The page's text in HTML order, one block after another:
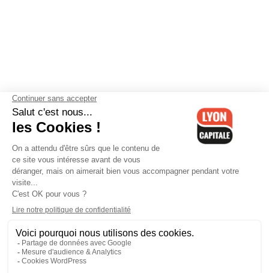
Contactez-nous-Mentions légales-CGV-Politique de
confidentialité-Gestion des cookies